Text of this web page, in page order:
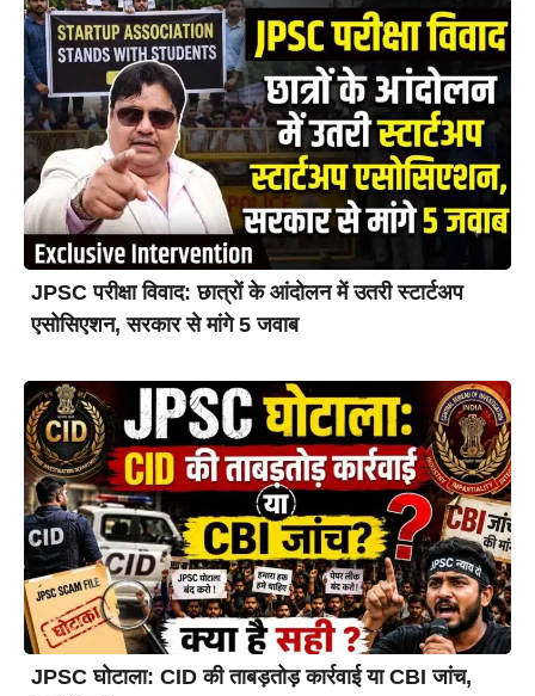
JPSC परीक्षा विवाद: छात्रों के आंदोलन में उतरी स्टार्टअप
एसोसिएशन, सरकार से मांगे 5 जवाब
JPSC घोटाला: CID की ताबड़तोड़ कार्रवाई या CBI जांच,